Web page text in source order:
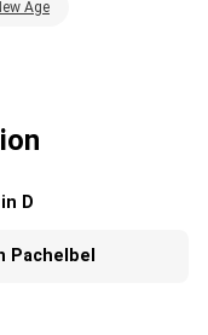
Age
D
Pachelbel